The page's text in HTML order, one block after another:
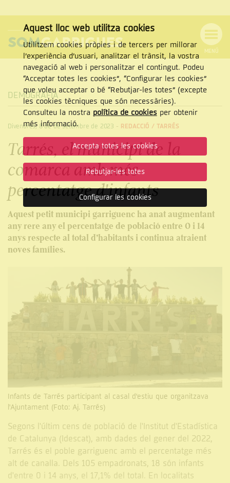
NAVEGACIÓ
MENÚ
Cercar
CERCAR
DEMOGRAFIA
Divendres, 8 de de setembre de 2023 - REDACCIÓ / TARRÉS
Tarrés, el municipi de la
comarca amb més
percentatge d'infants
Aquest petit municipi garriguenc ha anat augmentant
any rere any el percentatge de població entre 0 i 14
anys respecte al total d’habitants i continua atraient
noves famílies.
Infants de Tarrés participant al casal d'estiu que organitzava
l'Ajuntament (Foto: Aj. Tarrés)
Segons l'últim cens de població de l'Institut d'Estadística
de Catalunya (Idescat), amb dades del gener del 2022,
Tarrés és el poble garriguenc amb el percentatge més
alt de canalla. Dels 105 empadronats, 18 són infants
d'entre 0 i 14 anys, el 17,1% del total. En localitats
Aquest lloc web utilitza cookies
Utilitzem cookies pròpies i de tercers per millorar
l’experiència d’usuari, analitzar el trànsit, la vostra
navegació al web i personalitzar el contingut. Podeu
“Acceptar totes les cookies”, “Configurar les cookies”
que voleu acceptar o bé “Rebutjar-les totes” (excepte
les cookies tècniques que són necessàries).
Consulteu la nostra política de cookiesper obtenir
més informació.
Accepta totes les cookies
Rebutjar-les totes
Configurar les cookies